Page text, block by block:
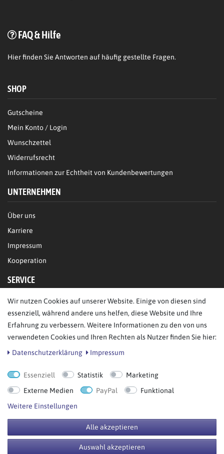
FAQ & Hilfe
Hierfinden Sie Antworten auf häufig gestellte Fragen.
SHOP
Gutscheine
Mein Konto / Login
Wunschzettel
Widerrufsrecht
Informationen zur Echtheit von Kundenbewertungen
UNTERNEHMEN
Über uns
Karriere
Impressum
Kooperation
SERVICE
FAQ/Hilfe
Datenschutz
AGB
Bestellung widerrufen
© Copyright 2026 BB Sport GmbH & Co KG. Alle Rechte vorbehalten.
**UVP = Unverbindliche Preisempfehlung des Herstellers
Wir nutzen Cookies auf unserer Website. Einige von diesen sind
essenziell, während andere uns helfen, diese Website und Ihre
Erfahrung zu verbessern. Weitere Informationen zu den von uns
verwendeten Cookies und Ihren Rechten als Nutzer finden Sie hier:
Daten­schutz­erklärung
Impressum
Essenziell Statistik
Marketing
Externe Medien
PayPal
Funktional
Weitere Einstellungen
Alle akzeptieren
Auswahl akzeptieren